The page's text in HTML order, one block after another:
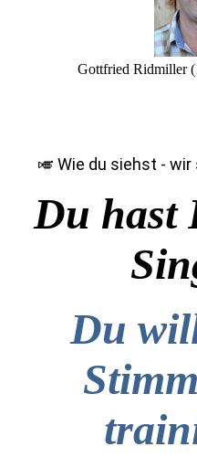
Gottfried Ridmiller
🎺 Wie du siehst -
Du hast
Du